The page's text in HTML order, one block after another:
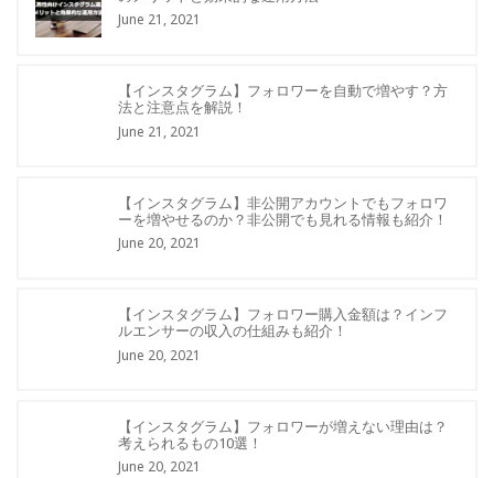
June 21, 2021
【インスタグラム】フォロワーを自動で増やす？方
法と注意点を解説！
June 21, 2021
【インスタグラム】非公開アカウントでもフォロワ
ーを増やせるのか？非公開でも見れる情報も紹介！
June 20, 2021
【インスタグラム】フォロワー購入金額は？インフ
ルエンサーの収入の仕組みも紹介！
June 20, 2021
【インスタグラム】フォロワーが増えない理由は？
考えられるもの10選！
June 20, 2021